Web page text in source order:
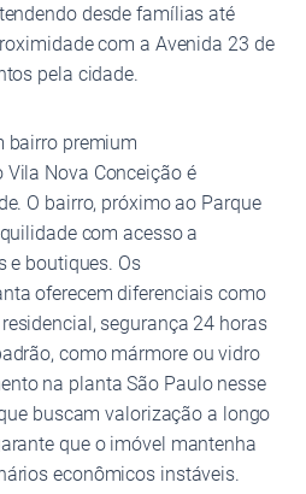
desde famílias até
com a Avenida 23 de
pela cidade.
bairro premium
Nova Conceição é
O bairro, próximo ao Parque
com acesso a
e boutiques. Os
oferecem diferenciais como
segurança 24 horas
como mármore ou vidro
na planta São Paulo nesse
buscam valorização a longo
que o imóvel mantenha
econômicos instáveis.